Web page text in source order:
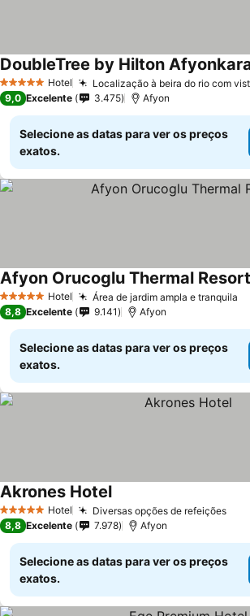
5 Estrelas Hotel Localização à beira do rio com
DoubleTree by Hilton
9,0 Excelente 3.475 Afyon
Selecione as datas para ver os preços
exatos.
5 Estrelas Hotel Área de jardim ampla e tranquila
Afyon Orucoglu Thermal Resort
8,8 Excelente 9.141 Afyon
Selecione as datas para ver os preços
exatos.
5 Estrelas Hotel Diversas opções de refeições
Akrones Hotel
8,8 Excelente 7.978 Afyon
Selecione as datas para ver os preços
exatos.